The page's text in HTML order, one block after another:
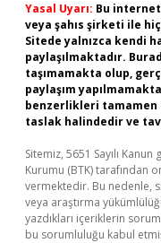
Yasal Uyarı: Bu
veya şahıs şirketi ile
Sitede yalnızca kendi
paylaşılmaktadır.
taşımamakta olup,
paylaşım
benzerlikleri
taslak halindedir ve
Sitemiz, 5651 Sayılı
Kurumu (BTK) tarafından
vermektedir. Bu nedenle,
veya araştırma
yazdıkları içeriklerin
bu sorumluluğu kabul